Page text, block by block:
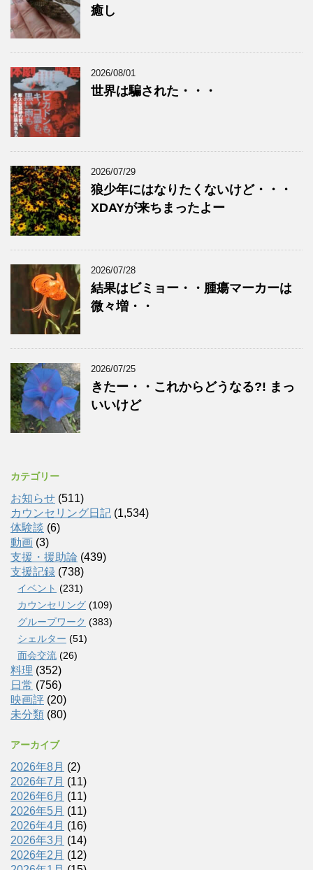
癒し
2026/08/01
世界は騙された・・・
2026/07/29
狼少年にはなりたくないけど・・・
XDAYが来ちまったよー
2026/07/28
結果はビミョー・・腫瘍マーカーは
微々増・・
2026/07/25
きたー・・これからどうなる?! まっ
いいけど
カテゴリー
お知らせ (511)
カウンセリング日記 (1,534)
体験談 (6)
動画 (3)
支援・援助論 (439)
支援記録 (738)
イベント (231)
カウンセリング (109)
グループワーク (383)
シェルター (51)
面会交流 (26)
料理 (352)
日常 (756)
映画評 (20)
未分類 (80)
アーカイブ
2026年8月 (2)
2026年7月 (11)
2026年6月 (11)
2026年5月 (11)
2026年4月 (16)
2026年3月 (14)
2026年2月 (12)